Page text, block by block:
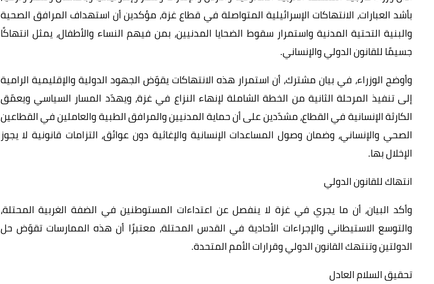
بأشد العبارات، الانتهاكات الإسرائيلية المتواصلة في قطاع غزة، مؤكدين أن استهداف المرافق الصحية
والبنية التحتية المدنية واستمرار سقوط الضحايا المدنيين، بمن فيهم النساء والأطفال، يمثل انتهاكًا
جسيمًا للقانون الدولي والإنساني.
وأوضح الوزراء، في بيان مشترك، أن استمرار هذه الانتهاكات يقوّض الجهود الدولية والإقليمية الرامية
إلى تنفيذ المرحلة الثانية من الخطة الشاملة لإنهاء النزاع في غزة، ويهدّد المسار السياسي ويعمّق
الكارثة الإنسانية في القطاع، مشدّدين على أن حماية المدنيين والمرافق الطبية والعاملين في القطاعين
الصحي والإنساني، وضمان وصول المساعدات الإنسانية والإغاثية دون عوائق، التزامات قانونية لا يجوز
الإخلال بها.
انتهاك للقانون الدولي
وأكد البيان، أن ما يجري في غزة لا ينفصل عن اعتداءات المستوطنين في الضفة الغربية المحتلة،
والتوسع الاستيطاني والإجراءات الأحادية في القدس المحتلة، معتبرًا أن هذه الممارسات تقوّض حل
الدولتين وتنتهك القانون الدولي وقرارات الأمم المتحدة.
تحقيق السلام العادل